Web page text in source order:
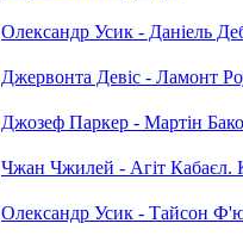
Олександр Усик - Даніель
Джервонта Девіс - Ламонт
Джозеф Паркер - Мартін
Чжан Чжилей - Агіт
Олександр Усик - Тайсон